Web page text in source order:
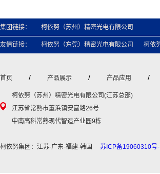
集团链接： 柯依努（苏州）精密光电有限公司
友情链接： 柯依努（东莞）精密光电有限公司 柯依
首页 / 产品展示 / 产品应用
柯依努（苏州）精密光电有限公司(江苏总部)
江苏省常熟市董浜镇安富路26号
中南高科常熟现代智造产业园9栋
柯依努集团：江苏-广东-福建-韩国 苏ICP备19060310号